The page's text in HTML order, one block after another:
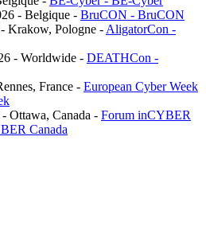
- Belgique - BruCON - BruCON
Krakow, Pologne - AligatorCon -
- Worldwide - DEATHCon -
France - European Cyber Week
- Ottawa, Canada - Forum inCYBER
Canada